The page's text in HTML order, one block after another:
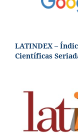
LATINDEX –
Científicas